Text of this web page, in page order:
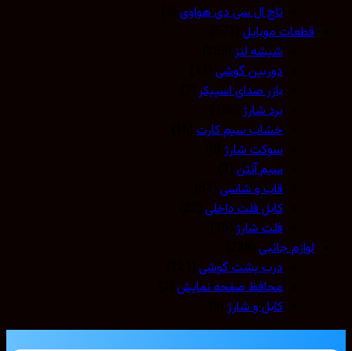
تاچ ال سی دی هواوی(4)
قطعات موبایل(573)
شیشه لنز(259)
دوربین گوشی(11)
بازر صدای اسپیکر(7)
برد شارژ(150)
خشاب سیم کارت(16)
سوکت شارژ(8)
سیم آنتن(3)
قاب و شاسی(81)
کابل فلت داخلی(22)
فلت شارژ(16)
لوازم جانبی(228)
درب پشت گوشی(221)
محافظ صفحه نمایش(2)
کابل و شارژ(5)